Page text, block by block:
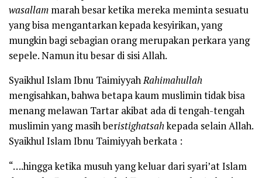
wasallam marah besar ketika mereka meminta sesuatu
yang bisa mengantarkan kepada kesyirikan, yang
mungkin bagi sebagian orang merupakan perkara yang
sepele. Namun itu besar di sisi Allah.
Syaikhul Islam Ibnu TaimiyyahRahimahullah
mengisahkan, bahwa betapa kaum muslimin tidak bisa
menang melawan Tartar akibat ada di tengah-tengah
muslimin yang masih beristighatsahkepada selain Allah.
Syaikhul Islam Ibnu Taimiyyah berkata :
“….hingga ketika musuh yang keluar dari syari’at Islam